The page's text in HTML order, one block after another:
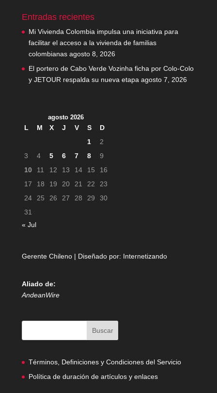
Entradas recientes
Mi Vivienda Colombia impulsa una iniciativa para
facilitar el acceso a la vivienda de familias
colombianas agosto 8, 2026
El portero de Cabo Verde Vozinha ficha por Colo-Colo
y JETOUR respalda su nueva etapa agosto 7, 2026
agosto 2026
L M X J V S
D
1
2
3
4 5 6 7 8
9
10
11 12 13 14 15
16
17
18 19 20 21 22
23
24
25 26 27 28 29
30
31
« Jul
Gerente Chileno | Diseñado por: Internetizando
Aliado de:
AndeanWire
Términos, Definiciones y Condiciones del Servicio
Política de duración de artículos y enlaces